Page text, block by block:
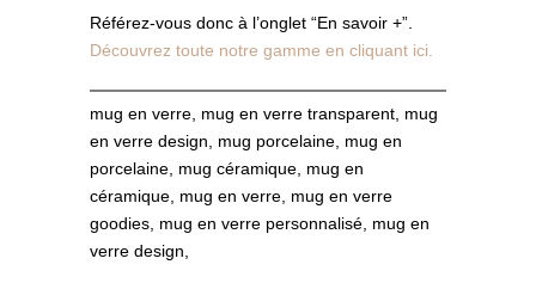
Référez-vous donc à l’onglet “En savoir +”.
Découvrez toute notre gamme en cliquant ici.
mug en verre, mug en verre transparent, mug
en verre design, mug porcelaine, mug en
porcelaine, mug céramique, mug en
céramique, mug en verre, mug en verre
goodies, mug en verre personnalisé, mug en
verre design,